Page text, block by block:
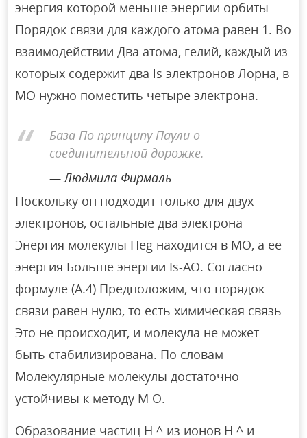
энергия которой меньше энергии орбиты
Порядок связи для каждого атома равен 1. Во
взаимодействии Два атома, гелий, каждый из
которых содержит два ls электронов Лорна, в
МО нужно поместить четыре электрона.
База По принципу Паули о
соединительной дорожке.
Людмила Фирмаль
Поскольку он подходит только для двух
электронов, остальные два электрона
Энергия молекулы Heg находится в МО, а ее
энергия Больше энергии Is-AO. Согласно
формуле (А.4) Предположим, что порядок
связи равен нулю, то есть химическая связь
Это не происходит, и молекула не может
быть стабилизирована. По словам
Молекулярные молекулы достаточно
устойчивы к методу М О.
Образование частиц H ^ из ионов H ^ и